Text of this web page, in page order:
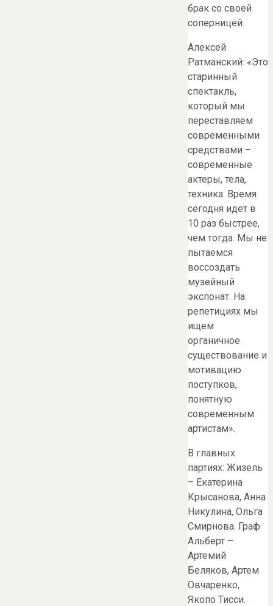
брак со своей
соперницей.
Алексей
Ратманский: «Это
старинный
спектакль,
который мы
переставляем
современными
средствами –
современные
актеры, тела,
техника. Время
сегодня идет в
10 раз быстрее,
чем тогда. Мы не
пытаемся
воссоздать
музейный
экспонат. На
репетициях мы
ищем
органичное
существование и
мотивацию
поступков,
понятную
современным
артистам».
В главных
партиях: Жизель
– Екатерина
Крысанова, Анна
Никулина, Ольга
Смирнова. Граф
Альберт –
Артемий
Беляков, Артем
Овчаренко,
Якопо Тисси.